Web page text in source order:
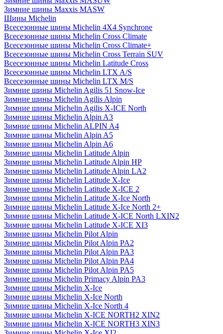
Зимние шины Maxxis MASW
Шины Michelin
Всесезонные шины Michelin 4X4 Synchrone
Всесезонные шины Michelin Cross Climate
Всесезонные шины Michelin Cross Climate+
Всесезонные шины Michelin Cross Terrain SUV
Всесезонные шины Michelin Latitude Cross
Всесезонные шины Michelin LTX A/S
Всесезонные шины Michelin LTX M/S
Зимние шины Michelin Agilis 51 Snow-Ice
Зимние шины Michelin Agilis Alpin
Зимние шины Michelin Agilis X-ICE North
Зимние шины Michelin Alpin A3
Зимние шины Michelin ALPIN A4
Зимние шины Michelin Alpin A5
Зимние шины Michelin Alpin A6
Зимние шины Michelin Latitude Alpin
Зимние шины Michelin Latitude Alpin HP
Зимние шины Michelin Latitude Alpin LA2
Зимние шины Michelin Latitude X-Ice
Зимние шины Michelin Latitude X-ICE 2
Зимние шины Michelin Latitude X-Ice North
Зимние шины Michelin Latitude X-Ice North 2+
Зимние шины Michelin Latitude X-ICE North LXIN2
Зимние шины Michelin Latitude X-ICE XI3
Зимние шины Michelin Pilot Alpin
Зимние шины Michelin Pilot Alpin PA2
Зимние шины Michelin Pilot Alpin PA3
Зимние шины Michelin Pilot Alpin PA4
Зимние шины Michelin Pilot Alpin PA5
Зимние шины Michelin Primacy Alpin PA3
Зимние шины Michelin X-Ice
Зимние шины Michelin X-Ice North
Зимние шины Michelin X-Ice North 4
Зимние шины Michelin X-ICE NORTH2 XIN2
Зимние шины Michelin X-ICE NORTH3 XIN3